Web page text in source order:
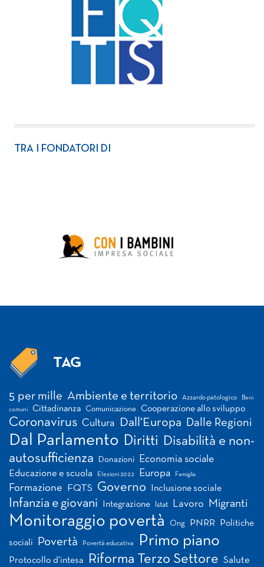
TRA I FONDATORI DI
TAG
5 per mille Ambiente e territorio Azzardo patologico Beni
comuni Cittadinanza Comunicazione Cooperazione allo sviluppo
Coronavirus Cultura Dall'Europa Dalle Regioni
Dal Parlamento Diritti Disabilità e non-
autosufficienza
Donazioni Economia sociale
Educazione e scuola Elezioni 2022 Europa Famiglia
Formazione FQTS Governo Inclusione sociale
Infanzia e giovani Integrazione Istat Lavoro Migranti
Monitoraggio povertà Ong PNRR Politiche
sociali Povertà Povertà educativa Primo piano
Protocollo d'intesa Riforma Terzo Settore Salute